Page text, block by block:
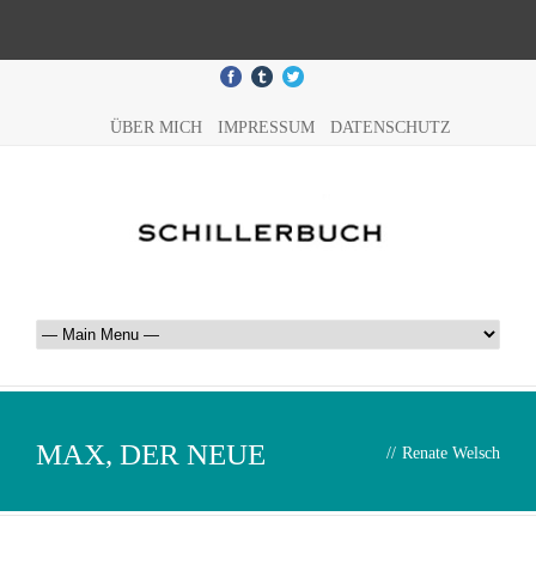
ÜBER MICH IMPRESSUM DATENSCHUTZ
MAX, DER NEUE // Renate Welsch